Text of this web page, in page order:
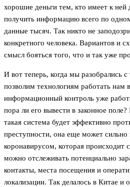
хорошие деньги тем, кто имеет к
получить информацию всего по
данные тысяч. Так никто не
конкретного человека. Вариантов и
смысл бояться того, что и так уже
И вот теперь, когда мы разобрались
позволим технологиям работать нам
информационный контроль уже
пора ли его вывести в законное
такая система будет эффективно
преступности, она еще может
коронавирусом, которая
можно отслеживать потенциально
контакты, места посещения и
локализации. Так делалось в Китае и